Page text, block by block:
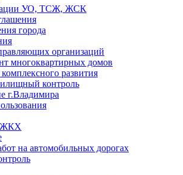
УО, ТСЖ, ЖСК
города
организаций
многоквартирных домов
развития
контроль
г.Владимира
ЖКХ
на автомобильных дорогах